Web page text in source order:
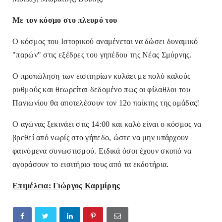
Με τον κόσμο στο πλευρό του
Ο κόσμος του Ιστορικού αναμένεται να δώσει δυναμικό
"παρών" στις εξέδρες του γηπέδου της Νέας Σμύρνης.
Ο προπώληση των εισιτηρίων κυλάει με πολύ καλούς
ρυθμούς και θεωρείται δεδομένο πως οι φίλαθλοι του
Πανιωνίου θα αποτελέσουν τον 12ο παίκτης της ομάδας!
Ο αγώνας ξεκινάει στις 14:00 και καλό είναι ο κόσμος να
βρεθεί από νωρίς στο γήπεδο, ώστε να μην υπάρχουν
φαινόμενα συνωστισμού. Ειδικά όσοι έχουν σκοπό να
αγοράσουν το εισιτήριο τους από τα εκδοτήρια.
Επιμέλεια: Γιώργος Καρμίρης